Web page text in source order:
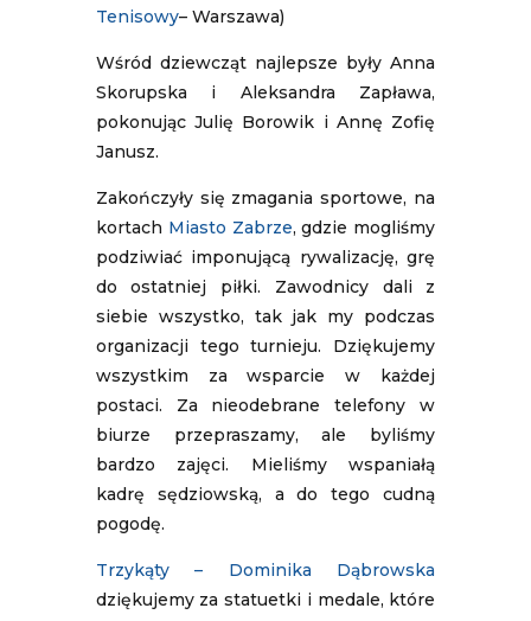
Tenisowy– Warszawa)
Wśród dziewcząt najlepsze były Anna
Skorupska i Aleksandra Zapława,
pokonując Julię Borowik i Annę Zofię
Janusz.
Zakończyły się zmagania sportowe, na
kortach Miasto Zabrze, gdzie mogliśmy
podziwiać imponującą rywalizację, grę
do ostatniej piłki. Zawodnicy dali z
siebie wszystko, tak jak my podczas
organizacji tego turnieju. Dziękujemy
wszystkim za wsparcie w każdej
postaci. Za nieodebrane telefony w
biurze przepraszamy, ale byliśmy
bardzo zajęci. Mieliśmy wspaniałą
kadrę sędziowską, a do tego cudną
pogodę.
Trzykąty – Dominika Dąbrowska
dziękujemy za statuetki i medale, które